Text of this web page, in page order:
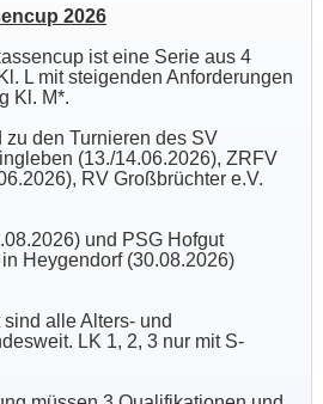
2026
ist eine Serie aus 4
L mit steigenden Anforderungen
Kl. M*.
den Turnieren des SV
(13./14.06.2026), ZRFV
RV Großbrüchter e.V.
und PSG Hofgut
Heygendorf (30.08.2026)
alle Alters- und
LK 1, 2, 3 nur mit S-